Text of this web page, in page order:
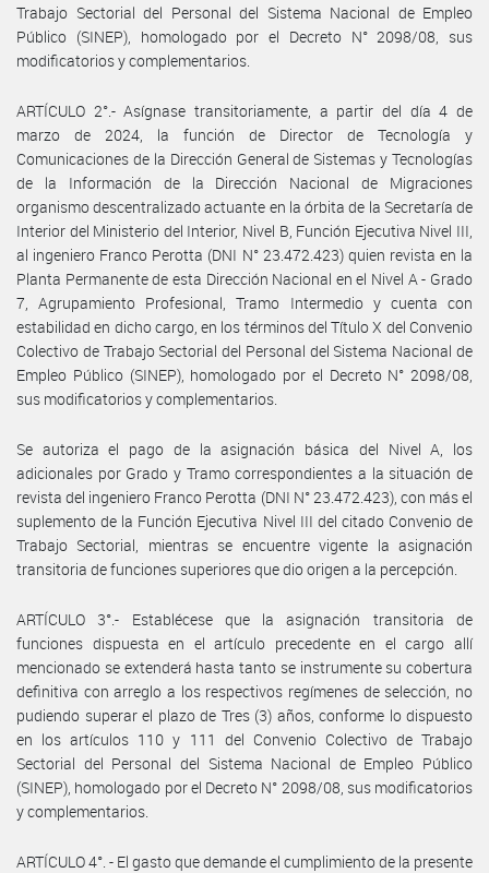
Trabajo Sectorial del Personal del Sistema Nacional de Empleo
Público (SINEP), homologado por el Decreto N° 2098/08, sus
modificatorios y complementarios.
ARTÍCULO 2°.- Asígnase transitoriamente, a partir del día 4 de
marzo de 2024, la función de Director de Tecnología y
Comunicaciones de la Dirección General de Sistemas y Tecnologías
de la Información de la Dirección Nacional de Migraciones
organismo descentralizado actuante en la órbita de la Secretaría de
Interior del Ministerio del Interior, Nivel B, Función Ejecutiva Nivel III,
al ingeniero Franco Perotta (DNI N° 23.472.423) quien revista en la
Planta Permanente de esta Dirección Nacional en el Nivel A - Grado
7, Agrupamiento Profesional, Tramo Intermedio y cuenta con
estabilidad en dicho cargo, en los términos del Título X del Convenio
Colectivo de Trabajo Sectorial del Personal del Sistema Nacional de
Empleo Público (SINEP), homologado por el Decreto N° 2098/08,
sus modificatorios y complementarios.
Se autoriza el pago de la asignación básica del Nivel A, los
adicionales por Grado y Tramo correspondientes a la situación de
revista del ingeniero Franco Perotta (DNI N° 23.472.423), con más el
suplemento de la Función Ejecutiva Nivel III del citado Convenio de
Trabajo Sectorial, mientras se encuentre vigente la asignación
transitoria de funciones superiores que dio origen a la percepción.
ARTÍCULO 3°.- Establécese que la asignación transitoria de
funciones dispuesta en el artículo precedente en el cargo allí
mencionado se extenderá hasta tanto se instrumente su cobertura
definitiva con arreglo a los respectivos regímenes de selección, no
pudiendo superar el plazo de Tres (3) años, conforme lo dispuesto
en los artículos 110 y 111 del Convenio Colectivo de Trabajo
Sectorial del Personal del Sistema Nacional de Empleo Público
(SINEP), homologado por el Decreto N° 2098/08, sus modificatorios
y complementarios.
ARTÍCULO 4°. - El gasto que demande el cumplimiento de la presente